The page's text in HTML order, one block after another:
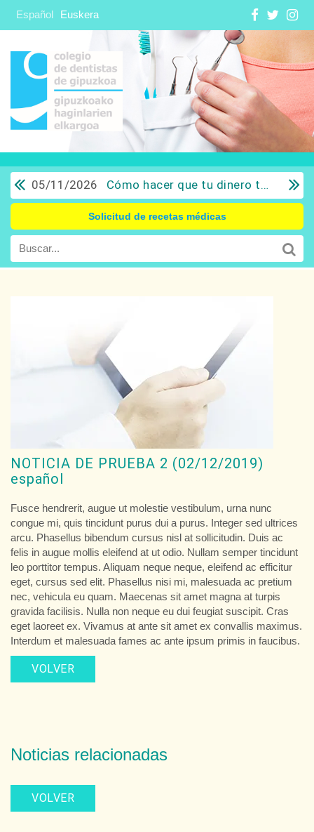
Español Euskera
05/11/2026 Cómo hacer que tu dinero trabaje para ti: Del ahorro a la inversión con sentido común.
Solicitud de recetas médicas
NOTICIA DE PRUEBA 2 (02/12/2019)
español
Fusce hendrerit, augue ut molestie vestibulum, urna nunc
congue mi, quis tincidunt purus dui a purus. Integer sed ultrices
arcu. Phasellus bibendum cursus nisl at sollicitudin. Duis ac
felis in augue mollis eleifend at ut odio. Nullam semper tincidunt
leo porttitor tempus. Aliquam neque neque, eleifend ac efficitur
eget, cursus sed elit. Phasellus nisi mi, malesuada ac pretium
nec, vehicula eu quam. Maecenas sit amet magna at turpis
gravida facilisis. Nulla non neque eu dui feugiat suscipit. Cras
eget laoreet ex. Vivamus at ante sit amet ex convallis maximus.
Interdum et malesuada fames ac ante ipsum primis in faucibus.
VOLVER
Noticias relacionadas
VOLVER